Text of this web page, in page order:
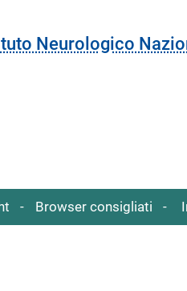
Neurologico
Browser consigliati